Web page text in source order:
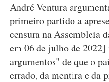
André Ventura
primeiro partido a
censura na Assembleia
em 06 de julho de 2022]
argumentos" de que o
errado, da mentira e da